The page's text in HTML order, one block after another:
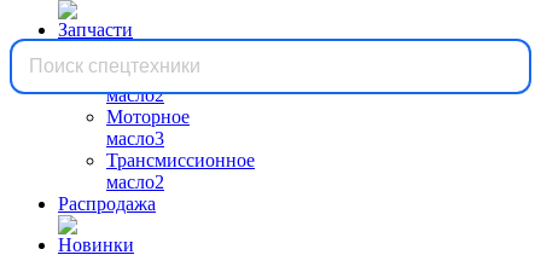
Гидравлическое
масло2
Моторное
масло3
Трансмиссионное
масло2
Распродажа